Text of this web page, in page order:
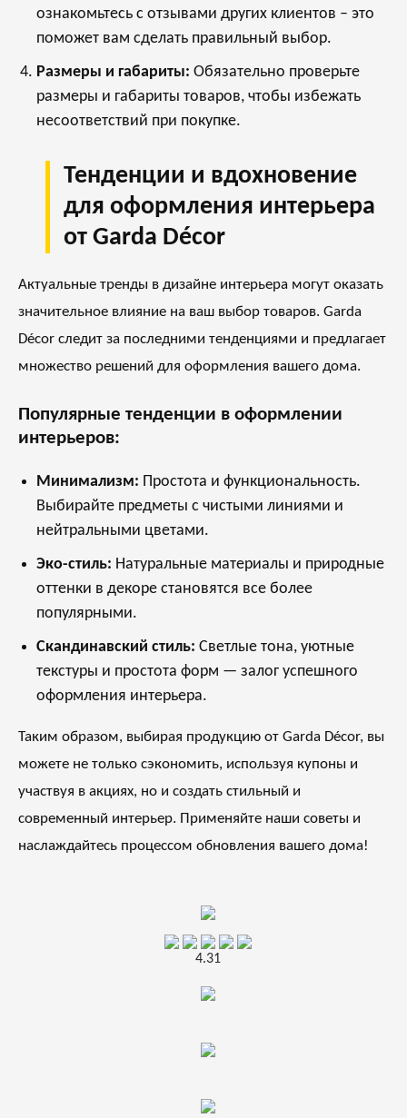
ознакомьтесь с отзывами других клиентов – это
поможет вам сделать правильный выбор.
Размеры и габариты: Обязательно проверьте
размеры и габариты товаров, чтобы избежать
несоответствий при покупке.
Тенденции и вдохновение
для оформления интерьера
от Garda Décor
Актуальные тренды в дизайне интерьера могут оказать
значительное влияние на ваш выбор товаров. Garda
Décor следит за последними тенденциями и предлагает
множество решений для оформления вашего дома.
Популярные тенденции в оформлении
интерьеров:
Минимализм: Простота и функциональность.
Выбирайте предметы с чистыми линиями и
нейтральными цветами.
Эко-стиль: Натуральные материалы и природные
оттенки в декоре становятся все более
популярными.
Скандинавский стиль: Светлые тона, уютные
текстуры и простота форм — залог успешного
оформления интерьера.
Таким образом, выбирая продукцию от Garda Décor, вы
можете не только сэкономить, используя купоны и
участвуя в акциях, но и создать стильный и
современный интерьер. Применяйте наши советы и
наслаждайтесь процессом обновления вашего дома!
4.31